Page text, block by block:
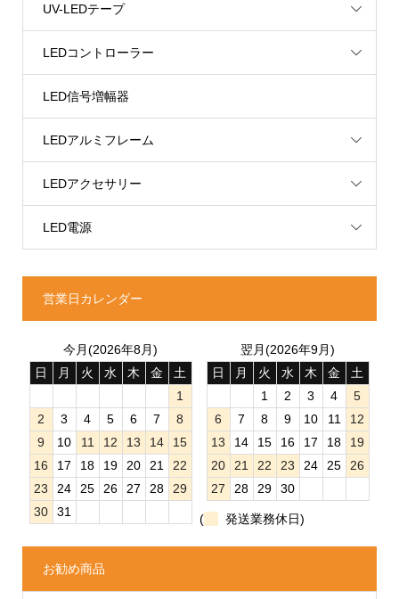
UV-LEDテープ
LEDコントローラー
LED信号増幅器
LEDアルミフレーム
LEDアクセサリー
LED電源
営業日カレンダー
今月(2026年8月)
日
月 火 水 木 金
土
1
2
3 4 5 6 7
8
9
10 11 12 13 14
15
16
17 18 19 20 21
22
23
24 25 26 27 28
29
30
31
翌月(2026年9月)
日
月 火 水 木 金
土
1
2 3 4
5
6
7 8 9 10 11
12
13
14 15 16 17 18
19
20
21 22 23 24 25
26
27
28 29 30
( 発送業務休日)
お勧め商品